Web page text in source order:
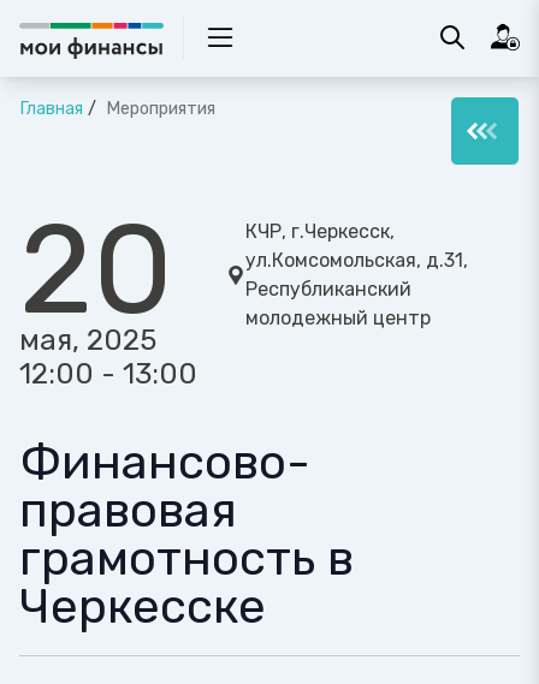
Главная Мероприятия
20
мая, 2025
12:00 - 13:00
КЧР, г.Черкесск,
ул.Комсомольская, д.31,
Республиканский
молодежный центр
Финансово-
правовая
грамотность в
Черкесске